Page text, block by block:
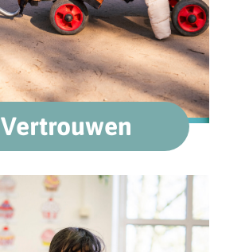
Vertrouwen